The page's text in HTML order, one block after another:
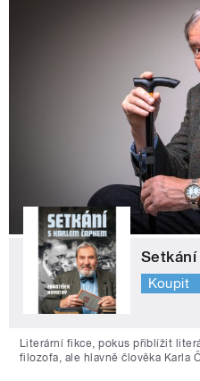
Koupit
Literární fikce, pokus přiblížit
filozofa, ale hlavně člověka Karla